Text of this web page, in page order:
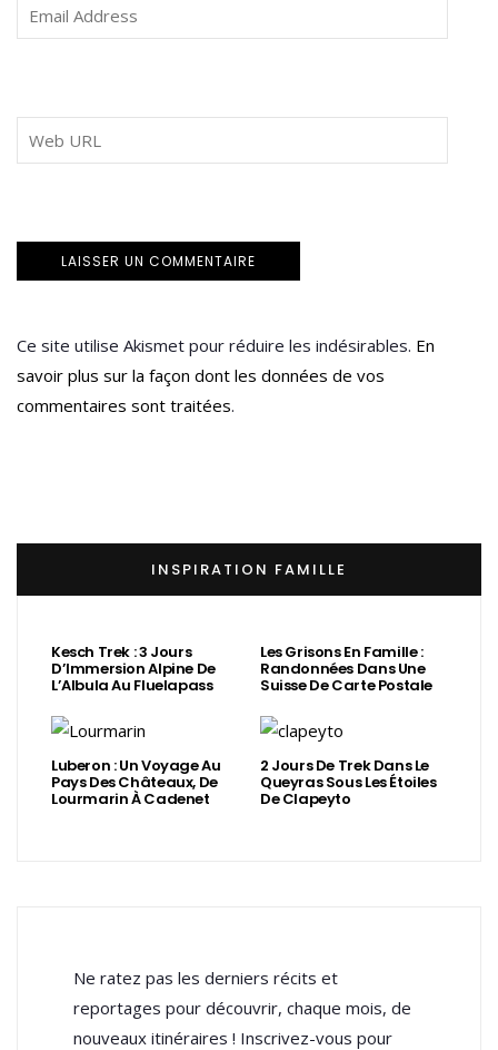
Ce site utilise Akismet pour réduire les indésirables. En
savoir plus sur la façon dont les données de vos
commentaires sont traitées.
INSPIRATION FAMILLE
Kesch Trek : 3 Jours
D’Immersion Alpine De
L’Albula Au Fluelapass
Les Grisons En Famille :
Randonnées Dans Une
Suisse De Carte Postale
Luberon : Un Voyage Au
Pays Des Châteaux, De
Lourmarin À Cadenet
2 Jours De Trek Dans Le
Queyras Sous Les Étoiles
De Clapeyto
Ne ratez pas les derniers récits et
reportages pour découvrir, chaque mois, de
nouveaux itinéraires ! Inscrivez-vous pour